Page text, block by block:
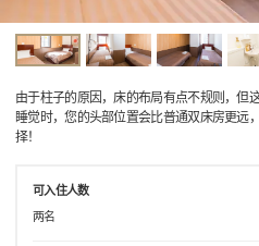
由于柱子的原因，床的布局有点不规则，但
睡觉时，您的头部位置会比普通双床房更远
择！
可入住人数
两名